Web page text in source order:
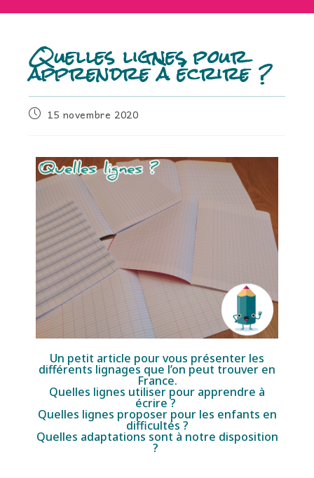
Quelles lignes pour
apprendre à écrire ?
15 novembre 2020
Un petit article pour vous présenter les
différents lignages que l’on peut trouver en
France.
Quelles lignes utiliser pour apprendre à
écrire ?
Quelles lignes proposer pour les enfants en
difficultés ?
Quelles adaptations sont à notre disposition
?